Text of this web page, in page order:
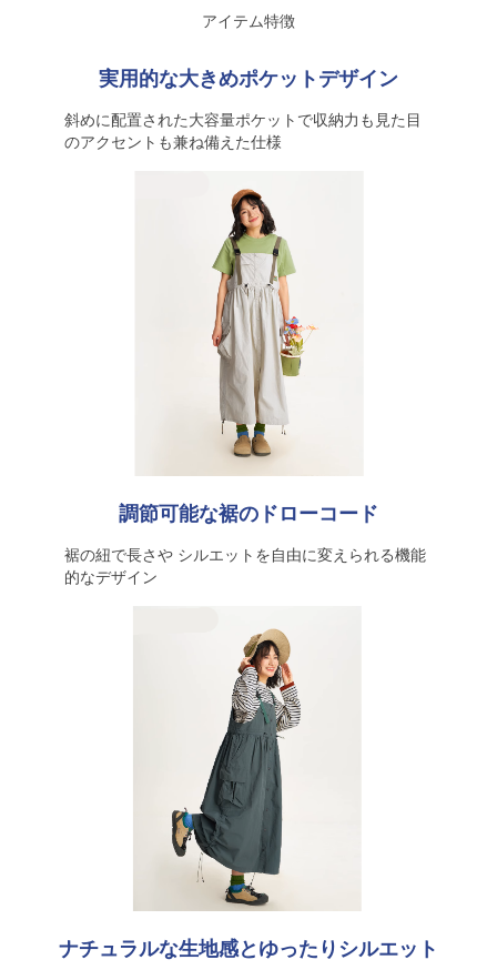
アイテム特徴
実用的な大きめポケットデザイン
斜めに配置された大容量ポケットで収納力も見た目
のアクセントも兼ね備えた仕様
調節可能な裾のドローコード
裾の紐で長さや シルエットを自由に変えられる機能
的なデザイン
ナチュラルな生地感とゆったりシルエット